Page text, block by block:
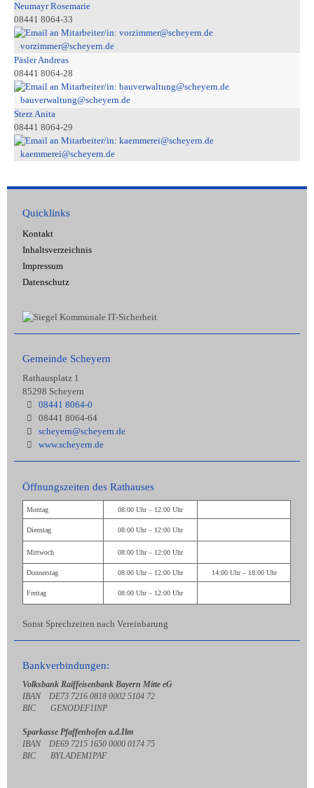
Neumayr Rosemarie
08441 8064-33
vorzimmer@scheyern.de
Päsler Andreas
08441 8064-28
bauverwaltung@scheyern.de
Sterz Anita
08441 8064-29
kaemmerei@scheyern.de
Quicklinks
Kontakt
Inhaltsverzeichnis
Impressum
Datenschutz
Gemeinde Scheyern
Rathausplatz 1
85298 Scheyern
08441 8064-0
08441 8064-64
scheyern@scheyern.de
www.scheyern.de
Öffnungszeiten des Rathauses
Montag 08:00 Uhr – 12:00 Uhr
Dienstag 08:00 Uhr – 12:00 Uhr
Mittwoch 08:00 Uhr – 12:00 Uhr
Donnerstag 08:00 Uhr – 12:00 Uhr 14:00 Uhr – 18:00 Uhr
Freitag 08:00 Uhr – 12:00 Uhr
Sonst Sprechzeiten nach Vereinbarung
Bankverbindungen:
Volksbank Raiffeisenbank Bayern Mitte eG
IBAN DE73 7216 0818 0002 5104 72
BIC GENODEF1INP
Sparkasse Pfaffenhofen a.d.Ilm
IBAN DE69 7215 1650 0000 0174 75
BIC BYLADEM1PAF